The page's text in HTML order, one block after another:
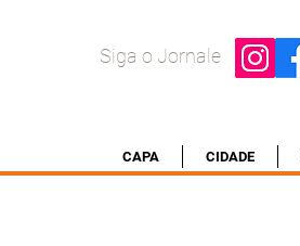
Siga o Jornale
CAPA CIDADE